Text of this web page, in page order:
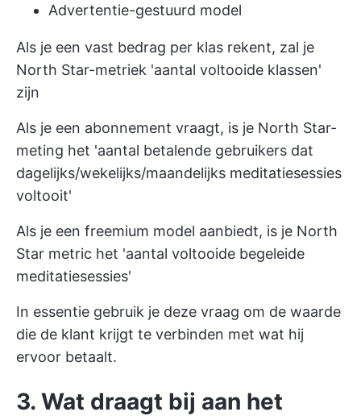
Advertentie-gestuurd model
Als je een vast bedrag per klas rekent, zal je
North Star-metriek 'aantal voltooide klassen'
zijn
Als je een abonnement vraagt, is je North Star-
meting het 'aantal betalende gebruikers dat
dagelijks/wekelijks/maandelijks meditatiesessies
voltooit'
Als je een freemium model aanbiedt, is je North
Star metric het 'aantal voltooide begeleide
meditatiesessies'
In essentie gebruik je deze vraag om de waarde
die de klant krijgt te verbinden met wat hij
ervoor betaalt.
3. Wat draagt bij aan het